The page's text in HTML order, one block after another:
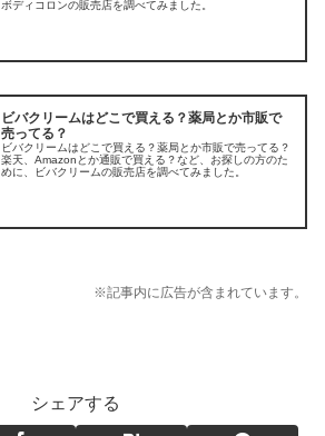
ボディコロンの販売店を調べてみました。
ビバクリームはどこで買える？薬局とか市販で
売ってる？
ビバクリームはどこで買える？薬局とか市販で売ってる？
楽天、Amazonとか通販で買える？など、お探しの方のた
めに、ビバクリームの販売店を調べてみました。
※記事内に広告が含まれています。
シェアする